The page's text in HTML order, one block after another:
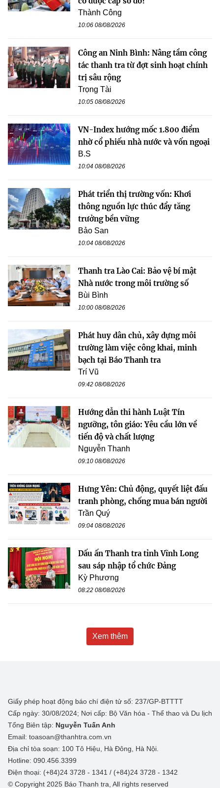
Thành Công
10:06 08/08/2026
Công an Ninh Bình: Nâng tầm công
tác thanh tra từ đợt sinh hoạt chính
trị sâu rộng
Trọng Tài
10:05 08/08/2026
VN-Index hướng mốc 1.800 điểm
nhờ cổ phiếu nhà nước và vốn ngoại
B.S
10:04 08/08/2026
Phát triển thị trường vốn: Khơi
thông nguồn lực thúc đẩy tăng
trưởng bền vững
Bảo San
10:04 08/08/2026
Thanh tra Lào Cai: Bảo vệ bí mật
Nhà nước trong môi trường số
Bùi Bình
10:00 08/08/2026
Phát huy dân chủ, xây dựng môi
trường làm việc công khai, minh
bạch tại Báo Thanh tra
Trí Vũ
09:42 08/08/2026
Hướng dẫn thi hành Luật Tín
ngưỡng, tôn giáo: Yêu cầu lớn về
tiến độ và chất lượng
Nguyễn Thanh
09:10 08/08/2026
Hưng Yên: Chủ động, quyết liệt đấu
tranh phòng, chống mua bán người
Trần Quý
09:04 08/08/2026
Dấu ấn Thanh tra tỉnh Vĩnh Long
sau sáp nhập tổ chức Đảng
Kỳ Phương
08:22 08/08/2026
Xem thêm
Giấy phép hoạt động báo chí điện tử số: 237/GP-BTTTT
Cấp ngày: 30/08/2024; Nơi cấp: Bộ Văn hóa - Thể thao và Du lịch
Tổng Biên tập: Nguyễn Tuấn Anh
Email: toasoan@thanhtra.com.vn
Địa chỉ tòa soạn: 100 Tô Hiệu, Hà Đông, Hà Nội.
Hotline: 090.456.3399
Điện thoại: (+84)24 3728 - 1341 / (+84)24 3728 - 1342
© Copyright 2025 Báo Thanh tra, All rights reserved